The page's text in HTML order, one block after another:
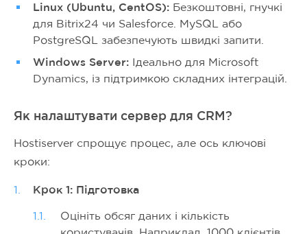
Linux (Ubuntu, CentOS): Безкоштовні, гнучкі
для Bitrix24 чи Salesforce. MySQL або
PostgreSQL забезпечують швидкі запити.
Windows Server: Ідеально для Microsoft
Dynamics, із підтримкою складних інтеграцій.
Як налаштувати сервер для CRM?
Hostiserver спрощує процес, але ось ключові
кроки:
Крок 1: Підготовка
Оцініть обсяг даних і кількість